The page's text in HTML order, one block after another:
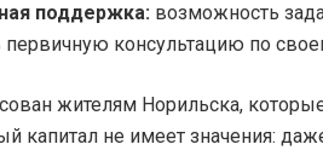
поддержка: возможность
первичную консультацию по
жителям Норильска,
капитал не имеет значения: